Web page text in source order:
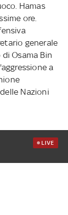
Hamas
ore.
generale
Osama Bin
a
Nazioni
LIVE